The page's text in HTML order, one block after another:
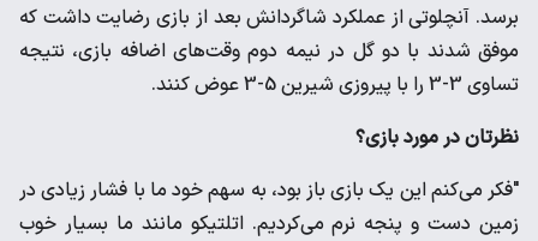
برسد. آنچلوتی از عملکرد شاگردانش بعد از بازی رضایت داشت که
موفق شدند با دو گل در نیمه دوم وقت‌های اضافه بازی، نتیجه
تساوی 3-3 را با پیروزی شیرین 5-3 عوض کنند.
نظرتان در مورد بازی؟
"فکر می‌کنم این یک بازی باز بود، به سهم خود ما با فشار زیادی در
زمین دست و پنجه نرم می‌کردیم. اتلتیکو مانند ما بسیار خوب